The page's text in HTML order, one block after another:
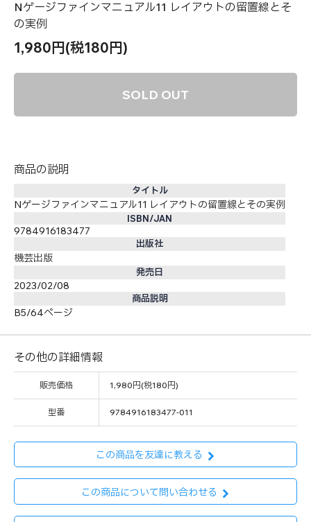
Nゲージファインマニュアル11 レイアウトの留置線とそ
の実例
1,980円(税180円)
SOLD OUT
商品の説明
タイトル
Nゲージファインマニュアル11 レイアウトの留置線とその実例
ISBN/JAN
9784916183477
出版社
機芸出版
発売日
2023/02/08
商品説明
B5/64ページ
その他の詳細情報
販売価格 1,980円(税180円)
型番 9784916183477-011
この商品を友達に教える
この商品について問い合わせる